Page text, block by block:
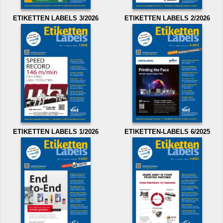
ETIKETTEN LABELS 3/2026 ETIKETTEN LABELS 2/2026
ETIKETTEN LABELS 1/2026 ETIKETTEN-LABELS 6/2025